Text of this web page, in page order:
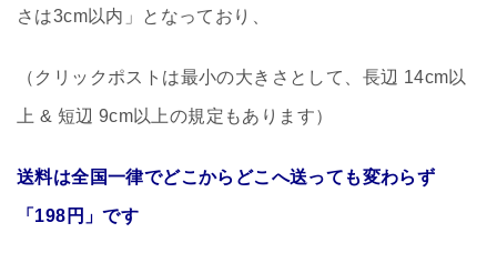
さは3cm以内」となっており、
（クリックポストは最小の大きさとして、長辺 14cm以
上 & 短辺 9cm以上の規定もあります）
送料は全国一律でどこからどこへ送っても変わらず
「198円」です